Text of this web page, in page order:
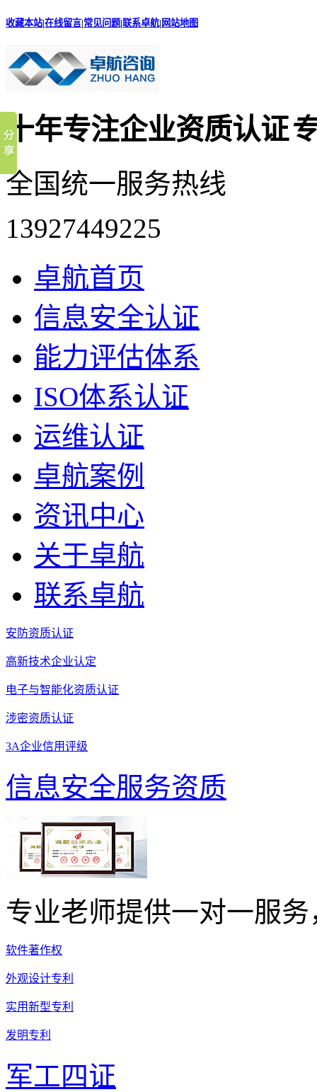
收藏本站|在线留言|常见问题|联系卓航| 网站地图
十年专注企业资质认证
全国统一服务热线
13927449225
卓航首页
信息安全认证
能力评估体系
ISO体系认证
运维认证
卓航案例
资讯中心
关于卓航
联系卓航
安防资质认证
高新技术企业认定
电子与智能化资质认证
涉密资质认证
3A企业信用评级
信息安全服务资质
专业老师提供一对一服
软件著作权
外观设计专利
实用新型专利
发明专利
军工四证